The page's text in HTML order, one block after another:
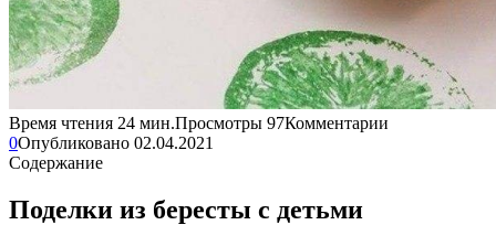
Время чтения 24 мин.Просмотры 97Комментарии
0Опубликовано 02.04.2021
Содержание
Поделки из бересты с детьми